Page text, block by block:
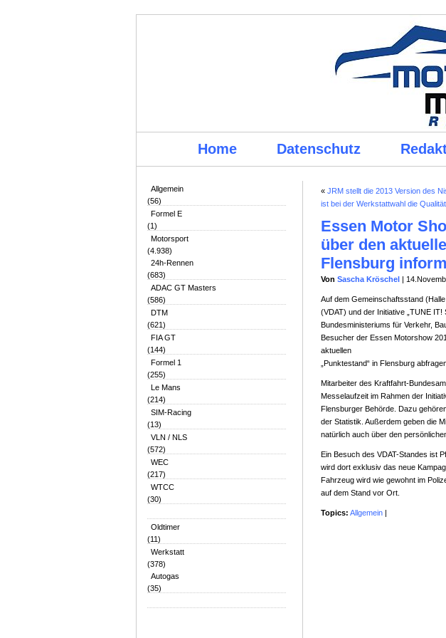
Home Datenschutz
Allgemein
(56)
Formel E
(1)
Motorsport
(4.938)
24h-Rennen
(683)
ADAC GT Masters
(586)
DTM
(621)
FIA GT
(144)
Formel 1
(255)
Le Mans
(214)
SIM-Racing
(13)
VLN / NLS
(572)
WEC
(217)
WTCC
(30)
Oldtimer
(11)
Werkstatt
(378)
Autogas
(35)
« JRM stellt die 2013 Version des
ist bei der Werkstattwahl die
Essen Motor
über den
Flensburg
Von Sascha Kröschel |
Auf dem Gemeinschaftsstand
(VDAT) und der Initiative „TUNE
Bundesministeriums für Verkehr,
Besucher der Essen Motorshow
aktuellen
„Punktestand“ in Flensburg
Mitarbeiter des Kraftfahrt-
Messelaufzeit im Rahmen der
Flensburger Behörde. Dazu
der Statistik. Außerdem geben die
natürlich auch über den
Ein Besuch des VDAT-Standes ist
wird dort exklusiv das neue
Fahrzeug wird wie gewohnt im
auf dem Stand vor Ort.
Topics: Allgemein |